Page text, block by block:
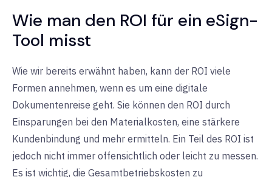
Wie man den ROI für ein eSign-
Tool misst
Wie wir bereits erwähnt haben, kann der ROI viele
Formen annehmen, wenn es um eine digitale
Dokumentenreise geht. Sie können den ROI durch
Einsparungen bei den Materialkosten, eine stärkere
Kundenbindung und mehr ermitteln. Ein Teil des ROI ist
jedoch nicht immer offensichtlich oder leicht zu messen.
Es ist wichtig, die Gesamtbetriebskosten zu